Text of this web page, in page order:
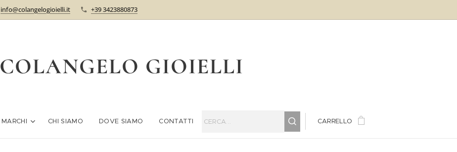
info@colangelogioielli.it +39 3423880873
COLANGELO GIOIELLI
MARCHI CHI SIAMO DOVE SIAMO CONTATTI CARRELLO